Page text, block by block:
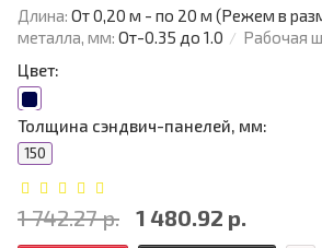
Длина: От 0,20 м - по 20 м (Режем в
металла, мм: От-0.35 до 1.0 Рабочая
Цвет:
Толщина сэндвич-панелей, мм:
150
1 742.27 р. 1 480.92 р.